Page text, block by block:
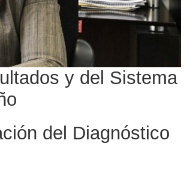
y del Sistema
del Diagnóstico